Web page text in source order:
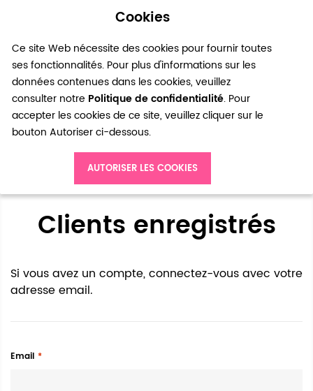
Cookies
Ce site Web nécessite des cookies pour fournir toutes
ses fonctionnalités. Pour plus d'informations sur les
données contenues dans les cookies, veuillez
consulter notre Politique de confidentialité. Pour
accepter les cookies de ce site, veuillez cliquer sur le
bouton Autoriser ci-dessous.
AUTORISER LES COOKIES
0
Accès client
Clients enregistrés
Si vous avez un compte, connectez-vous avec votre
adresse email.
Email